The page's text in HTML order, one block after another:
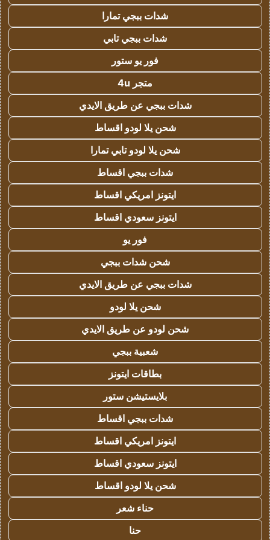
شدات ببجي تمارا
شدات ببجي تابي
فور يو ستور
متجر 4u
شدات ببجي عن طريق الايدي
شحن يلا لودو اقساط
شحن يلا لودو تابي تمارا
شدات ببجي اقساط
ايتونز امريكي اقساط
ايتونز سعودي اقساط
فور يو
شحن شدات ببجي
شدات ببجي عن طريق الايدي
شحن يلا لودو
شحن لودو عن طريق الايدي
شعبية ببجي
بطاقات ايتونز
بلايستيشن ستور
شدات ببجي اقساط
ايتونز امريكي اقساط
ايتونز سعودي اقساط
شحن يلا لودو اقساط
حناء شعر
حنا